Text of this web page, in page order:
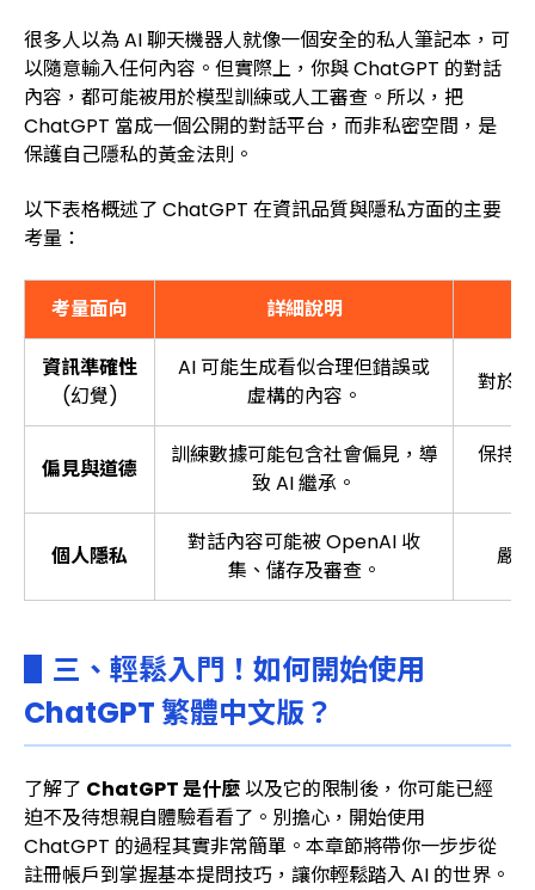
很多人以為 AI 聊天機器人就像一個安全的私人筆記本，可
以隨意輸入任何內容。但實際上，你與 ChatGPT 的對話
內容，都可能被用於模型訓練或人工審查。所以，把
ChatGPT 當成一個公開的對話平台，而非私密空間，是
保護自己隱私的黃金法則。
以下表格概述了 ChatGPT 在資訊品質與隱私方面的主要
考量：
考量面向 詳細說明
資訊準確性
(幻覺)
AI 可能生成看似合理但錯誤或
虛構的內容。
對於
偏見與道德
訓練數據可能包含社會偏見，導
致 AI 繼承。
保持
個人隱私
對話內容可能被 OpenAI 收
集、儲存及審查。
嚴
▋三、輕鬆入門！如何開始使用
ChatGPT 繁體中文版？
了解了 ChatGPT 是什麼 以及它的限制後，你可能已經
迫不及待想親自體驗看看了。別擔心，開始使用
ChatGPT 的過程其實非常簡單。本章節將帶你一步步從
註冊帳戶到掌握基本提問技巧，讓你輕鬆踏入 AI 的世界。